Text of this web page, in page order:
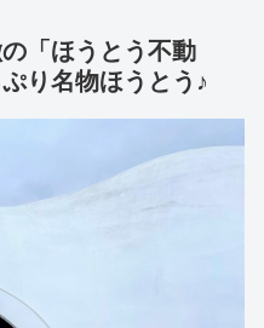
「ほうとう不動
り名物ほうとう♪